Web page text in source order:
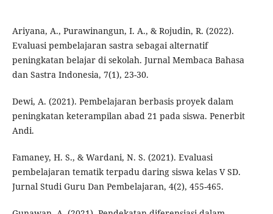
Ariyana, A., Purawinangun, I. A., & Rojudin, R. (2022).
Evaluasi pembelajaran sastra sebagai alternatif
peningkatan belajar di sekolah. Jurnal Membaca Bahasa
dan Sastra Indonesia, 7(1), 23-30.
Dewi, A. (2021). Pembelajaran berbasis proyek dalam
peningkatan keterampilan abad 21 pada siswa. Penerbit
Andi.
Famaney, H. S., & Wardani, N. S. (2021). Evaluasi
pembelajaran tematik terpadu daring siswa kelas V SD.
Jurnal Studi Guru Dan Pembelajaran, 4(2), 455-465.